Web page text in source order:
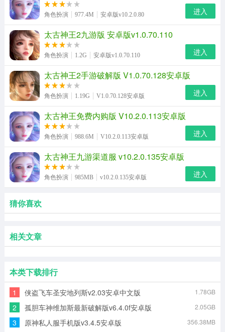
角色扮演 977.4M 安卓版v10.2.0.80 进入
太古神王2九游版 安卓版v1.0.70.110
角色扮演 1.2G 安卓版v1.0.70.110 进入
太古神王2手游破解版 V1.0.70.128安卓版
角色扮演 1.19G V1.0.70.128安卓版 进入
太古神王免费内购版 V10.2.0.113安卓版
角色扮演 988.6M V10.2.0.113安卓版 进入
太古神王九游渠道服 v10.2.0.135安卓版
角色扮演 985MB v10.2.0.135安卓版 进入
猜你喜欢
相关文章
本类下载排行
1 侠盗飞车圣安地列斯v2.03安卓中文版 1.78GB
2 孤胆车神维加斯最新破解版v6.4.0f安卓版 2.05GB
3 原神私人服手机版v3.4.5安卓版 356.38MB